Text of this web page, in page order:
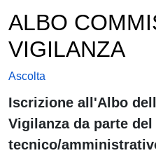
ALBO
VIGILANZA
Ascolta
Iscrizione all'Albo
Vigilanza da parte
tecnico/